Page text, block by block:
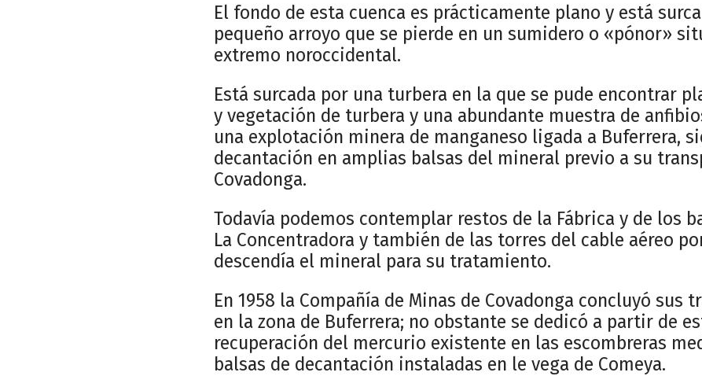
El fondo de esta cuenca es prácticamente plano y está
pequeño arroyo que se pierde en un sumidero o «pónor»
extremo noroccidental.
Está surcada por una turbera en la que se pude encontrar
y vegetación de turbera y una abundante muestra de
una explotación minera de manganeso ligada a Buferrera,
decantación en amplias balsas del mineral previo a su
Covadonga.
Todavía podemos contemplar restos de la Fábrica y de los
La Concentradora y también de las torres del cable aéreo
descendía el mineral para su tratamiento.
En 1958 la Compañía de Minas de Covadonga concluyó sus
en la zona de Buferrera; no obstante se dedicó a partir de
recuperación del mercurio existente en las escombreras
balsas de decantación instaladas en le vega de Comeya.